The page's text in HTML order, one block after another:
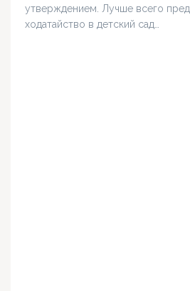
утверждением. Лучше всего
ходатайство в детский сад…